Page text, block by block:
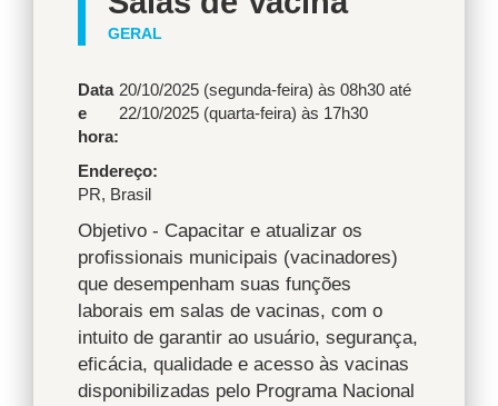
GERAL
Data
e
hora:
20/10/2025 (segunda-feira) às 08h30 até
22/10/2025 (quarta-feira) às 17h30
Endereço
PR, Brasil
Objetivo - Capacitar e atualizar os
profissionais municipais (vacinadores)
que desempenham suas funções
laborais em salas de vacinas, com o
intuito de garantir ao usuário, segurança,
eficácia, qualidade e acesso às vacinas
disponibilizadas pelo Programa Nacional